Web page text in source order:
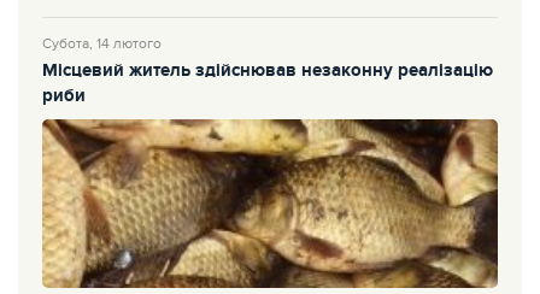
Субота, 14 лютого
Місцевий житель здійснював незаконну реалізацію
риби